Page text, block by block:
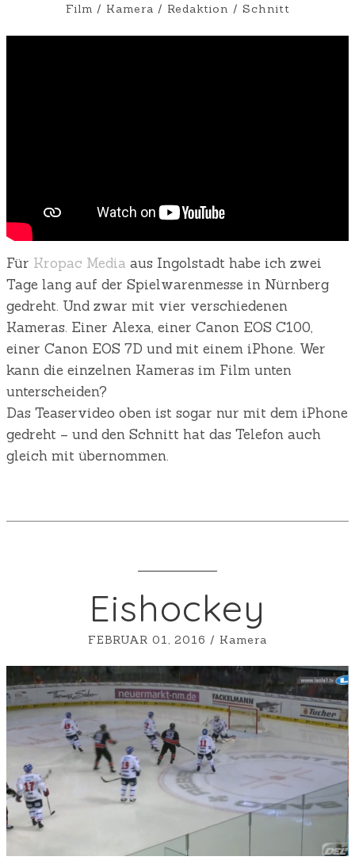
Film / Kamera / Redaktion / Schnitt
Für Kropac Media aus Ingolstadt habe ich zwei
Tage lang auf der Spielwarenmesse in Nürnberg
gedreht. Und zwar mit vier verschiedenen
Kameras. Einer Alexa, einer Canon EOS C100,
einer Canon EOS 7D und mit einem iPhone. Wer
kann die einzelnen Kameras im Film unten
unterscheiden?
Das Teaservideo oben ist sogar nur mit dem iPhone
gedreht – und den Schnitt hat das Telefon auch
gleich mit übernommen.
Eishockey
FEBRUAR 01, 2016 / Kamera